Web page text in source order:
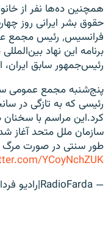
همچنین ده‌ها نفر از
حقوق بشر ایرانی روز
فرانسیس٬
برنامه این نهاد
رئیس‌جمهور سابق ایران،
پنج‌شنبه مجمع عمومی
رئیسی که به تازگی در
سازمان ملل متحد آغاز
طور سنتی در صورت مرگ
YCoyNchZUK
— RadioFarda‌|‌راديو فردا (@RadioFarda_)